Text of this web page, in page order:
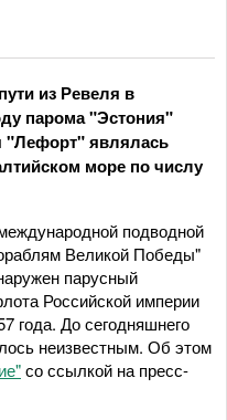
из Ревеля в
парома "Эстония"
"Лефорт" являлась
море по числу
подводной
Великой Победы"
парусный
Российской империи
года. До сегодняшнего
неизвестным. Об этом
со ссылкой на пресс-